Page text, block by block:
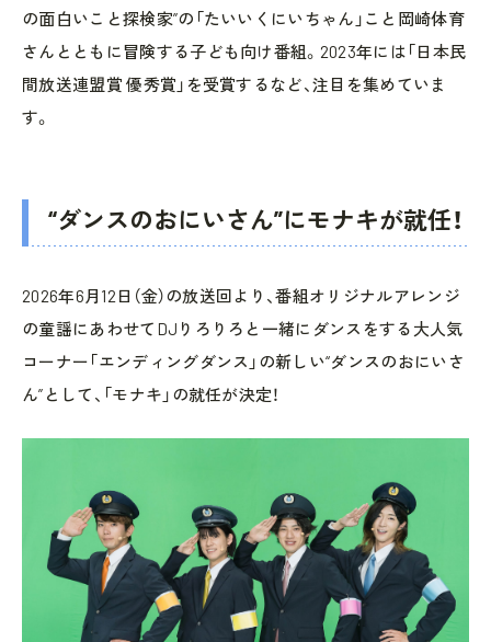
の面白いこと探検家”の「たいいくにいちゃん」こと岡崎体育
さんとともに冒険する子ども向け番組。2023年には「日本民
間放送連盟賞 優秀賞」を受賞するなど、注目を集めていま
す。
“ダンスのおにいさん”にモナキが就任！
2026年6月12日（金）の放送回より、番組オリジナルアレンジ
の童謡にあわせてDJりろりろと一緒にダンスをする大人気
コーナー「エンディングダンス」の新しい“ダンスのおにいさ
ん”として、「モナキ」の就任が決定！